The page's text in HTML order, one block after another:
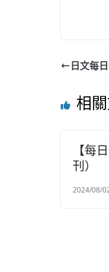
日文每
相
【每
刊）
2024/08/